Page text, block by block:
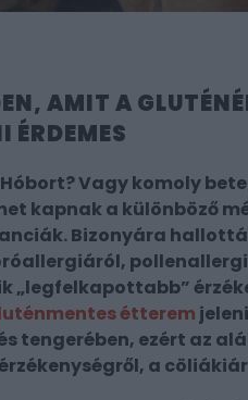
AMIT A
ÉRDEMES
Vagy komoly
kapnak a különböző
Bizonyára
„legfelkapottabb”
étterem
tengerében, ezért az
a